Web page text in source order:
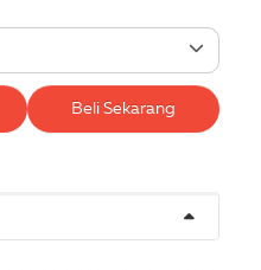
Beli Sekarang